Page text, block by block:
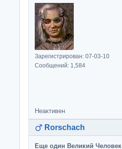
Зарегистрирован: 07-03-10
Сообщений: 1,584
Неактивен
Rorschach
Еще один Великий Человек